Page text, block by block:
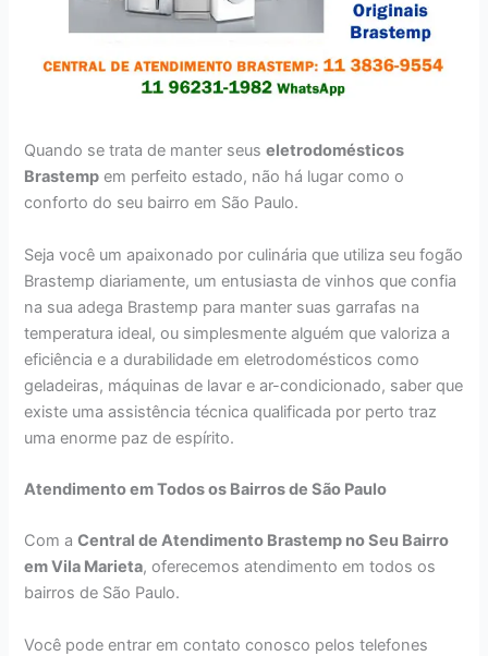
Quando se trata de manter seuseletrodomésticos
Brastemp em perfeito estado, não há lugar como o
conforto do seu bairro em São Paulo.
Seja você um apaixonado por culinária que utiliza seu fogão
Brastemp diariamente, um entusiasta de vinhos que confia
na sua adega Brastemp para manter suas garrafas na
temperatura ideal, ou simplesmente alguém que valoriza a
eficiência e a durabilidade em eletrodomésticos como
geladeiras, máquinas de lavar e ar-condicionado, saber que
existe uma assistência técnica qualificada por perto traz
uma enorme paz de espírito.
Atendimento em Todos os Bairros de São Paulo
Com aCentral de Atendimento Brastemp no Seu Bairro
em Vila Marieta, oferecemos atendimento em todos os
bairros de São Paulo.
Você pode entrar em contato conosco pelos telefones